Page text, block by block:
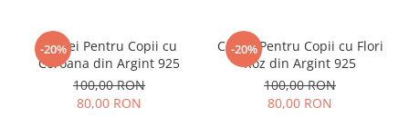
-20%
Cercei Pentru Copii cu
Coroana din Argint 925
100,00 RON
80,00 RON
-20%
Cercei Pentru Copii cu Flori
Roz din Argint 925
100,00 RON
80,00 RON